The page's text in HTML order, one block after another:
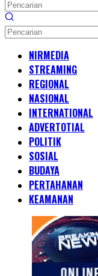
NIRMEDIA
STREAMING
REGIONAL
NASIONAL
INTERNATIONAL
ADVERTOTIAL
POLITIK
SOSIAL
BUDAYA
PERTAHANAN
KEAMANAN